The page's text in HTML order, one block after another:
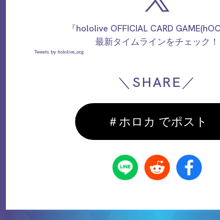
『hololive OFFICIAL CARD
最新タイムラインをチェック！
Tweets by hololive_ocg
＼SHARE／
＃ホロカ でポスト